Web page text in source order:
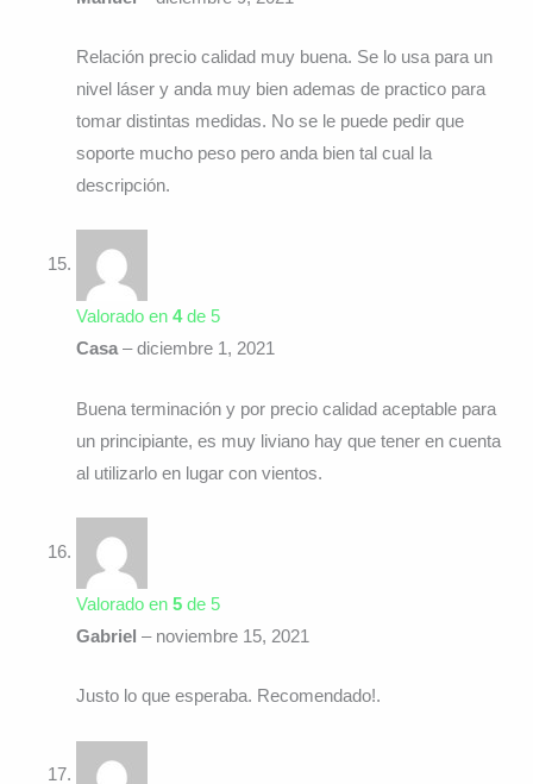
Relación precio calidad muy buena. Se lo usa para un
nivel láser y anda muy bien ademas de practico para
tomar distintas medidas. No se le puede pedir que
soporte mucho peso pero anda bien tal cual la
descripción.
Valorado en 4de 5
Casa– diciembre 1, 2021
Buena terminación y por precio calidad aceptable para
un principiante, es muy liviano hay que tener en cuenta
al utilizarlo en lugar con vientos.
Valorado en 5de 5
Gabriel – noviembre 15, 2021
Justo lo que esperaba. Recomendado!.